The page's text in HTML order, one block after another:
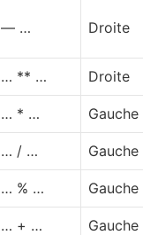
— … Droite
… ** … Droite
… * … Gauche
… / … Gauche
… % … Gauche
… + … Gauche